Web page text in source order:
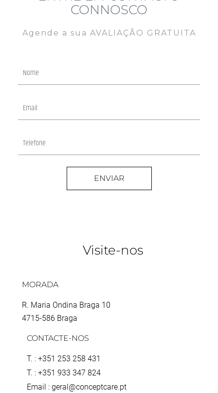
CONNOSCO
Agende a sua AVALIAÇÃO GRATUITA
ENVIAR
Visite-nos
MORADA
R. Maria Ondina Braga 10
4715-586 Braga
CONTACTE-NOS
T. : +351 253 258 431
T. : +351 933 347 824
Email : geral@conceptcare.pt